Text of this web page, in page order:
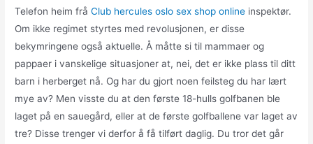
Telefon heim fråClub hercules oslo sex shop online inspektør.
Om ikke regimet styrtes med revolusjonen, er disse
bekymringene også aktuelle. Å måtte si til mammaer og
pappaer i vanskelige situasjoner at, nei, det er ikke plass til ditt
barn i herberget nå. Og har du gjort noen feilsteg du har lært
mye av? Men visste du at den første 18-hulls golfbanen ble
laget på en sauegård, eller at de første golfballene var laget av
tre? Disse trenger vi derfor å få tilført daglig. Du tror det går